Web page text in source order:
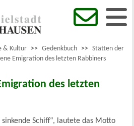
& Kultur >> Gedenkbuch >> Stätten der
Emigration des letzten Rabbiners
des letzten
Schiff“, lautete das Motto